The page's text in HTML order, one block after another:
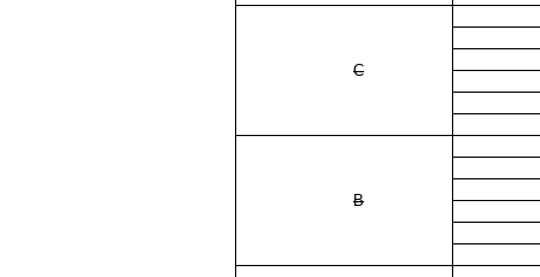
C
B